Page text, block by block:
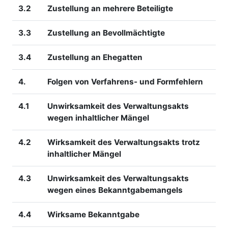
3.2 Zustellung an mehrere Beteiligte
3.3 Zustellung an Bevollmächtigte
3.4 Zustellung an Ehegatten
4. Folgen von Verfahrens- und Formfehlern
4.1
Unwirksamkeit des Verwaltungsakts
wegen inhaltlicher Mängel
4.2
Wirksamkeit des Verwaltungsakts trotz
inhaltlicher Mängel
4.3
Unwirksamkeit des Verwaltungsakts
wegen eines Bekanntgabemangels
4.4 Wirksame Bekanntgabe